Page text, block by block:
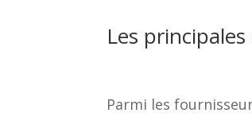
Les
Parmi les